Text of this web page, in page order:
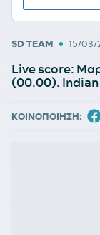
SD TEAM • 15/03/
Live score:
(00.00). Indian
ΚΟΙΝΟΠΟΙΗΣΗ: